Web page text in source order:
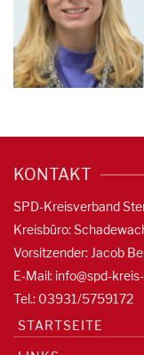
KONTAKT
SPD-Kreisverband
Kreisbüro:
Vorsitzender: Jacob
E-Mail: info@spd-
Tel.: 03931/5759172
STARTSEITE